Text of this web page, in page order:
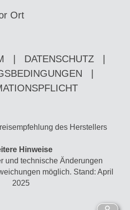
Ort
DATENSCHUTZ
des Herstellers
Hinweise
und technische Änderungen
möglich. Stand: April
2025